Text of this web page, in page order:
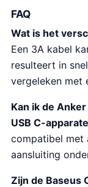
FAQ
Wat is het
Een 3A kabel
resulteert in
vergeleken met
Kan ik de
USB C-
compatibel met
aansluiting
Zijn de Baseus